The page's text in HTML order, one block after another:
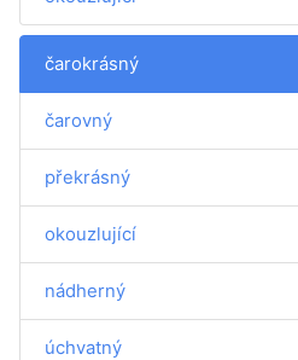
čarokrásný
čarovný
překrásný
okouzlující
nádherný
úchvatný